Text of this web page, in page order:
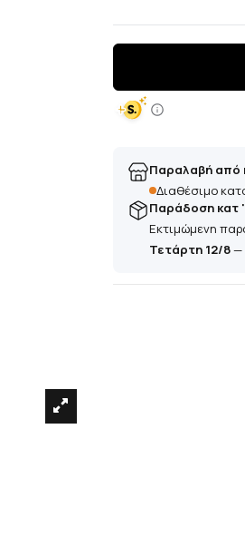
Παραλαβή από
Διαθέσιμο
Παράδοση κατ
Εκτιμώμενη
Τετάρτη 12/8—